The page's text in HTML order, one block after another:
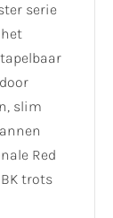
serie
slim
Red
trots